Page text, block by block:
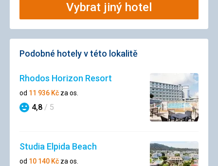
Vybrat jiný hotel
Podobné hotely v této lokalitě
Rhodos Horizon Resort
od 11 936 Kč za os.
Hodnocení
4,8 / 5
Studia Elpida Beach
od 10 140 Kč za os.